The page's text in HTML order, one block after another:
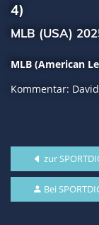
4)
MLB (USA)
MLB (American
Kommentar:
zur
Bei